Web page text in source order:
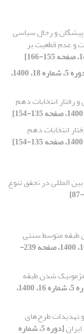
و رجال سیاسی
و عدم قطعیت بر
[دوره 5، شماره 18، 1400،
رفتار انتخابات دهم
انتخابات دهم
المللی در تحقق تنوع
متوسط سنتی
[دوره 5، شماره 16، 1400، صفحه 239-
شدن طبقه
[دوره 5، شماره 16، 1400،
تهدیدات طرح‌های
[دوره 5، شماره